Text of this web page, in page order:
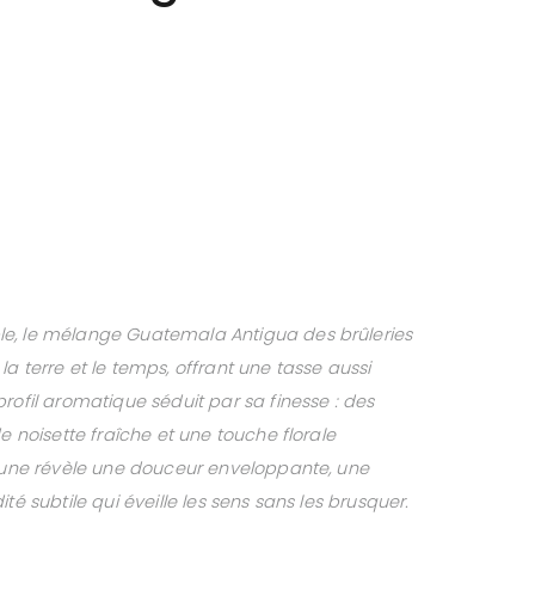
le mélange Guatemala Antigua des brûleries
terre et le temps, offrant une tasse aussi
aromatique séduit par sa finesse : des
noisette fraîche et une touche florale
révèle une douceur enveloppante, une
subtile qui éveille les sens sans les brusquer.